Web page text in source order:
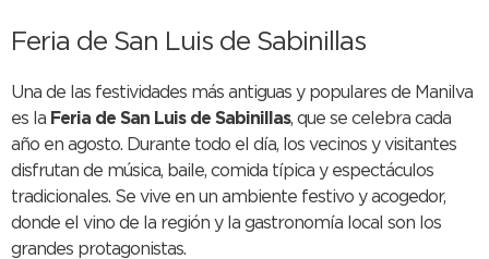
Feria de San Luis de Sabinillas
Una de las festividades más antiguas y populares de Manilva
es la Feria de San Luis de Sabinillas, que se celebra cada
año en agosto. Durante todo el día, los vecinos y visitantes
disfrutan de música, baile, comida típica y espectáculos
tradicionales. Se vive en un ambiente festivo y acogedor,
donde el vino de la región y la gastronomía local son los
grandes protagonistas.